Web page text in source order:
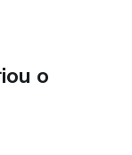
o